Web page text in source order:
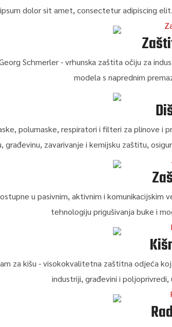
dolor sit amet, consectetur adipiscing
Schmerler - vrhunska zaštita očiju za
modela s naprednim
polumaske, respiratori i filteri za plinove i
građevinu, zavarivanje i kemijsku zaštitu,
u pasivnim, aktivnim i
tehnologiju prigušivanja buke i
za kišu - visokokvalitetna zaštitna odjeća
industriji, građevini i